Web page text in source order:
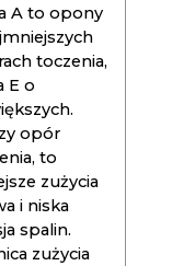
A to opony
toczenia,
E o
opór
to
zużycia
i niska
spalin.
zużycia